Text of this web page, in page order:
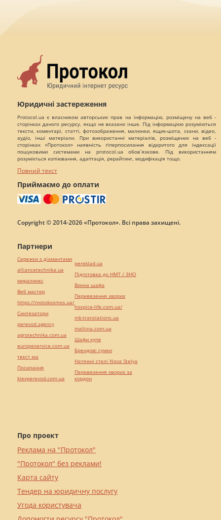
Юридичні застереження
Protocol.ua є власником авторських прав на інформацію, розміщену на веб -
сторінках даного ресурсу, якщо не вказано інше. Під інформацією розуміються
тексти, коментарі, статті, фотозображення, малюнки, ящик-шота, скани, відео,
аудіо, інші матеріали. При використанні матеріалів, розміщених на веб -
сторінках «Протокол» наявність гіперпосилання відкритого для індексації
пошуковими системами на protocol.ua обов`язкове. Під використанням
розуміється копіювання, адаптація, рерайтинг, модифікація тощо.
Повний текст
Приймаємо до оплати
Copyright © 2014-2026 «Протокол». Всі права захищені.
Про проект
Реклама на "Протокол"
"Протокол" без реклами!
Карта сайту
Тендер на юридичну послугу
Угода користувача
Партнери
Сережки з діамантами
alliancetechnika.ua
миралинкс
Веб мастер
https://motokosmos.ua/
Синтезатори
perevod.agency
agrotechnika.com.ua
europeservice.com.ua
текст юа
Посилання
kievperevod.com.ua
pereklad.ua
Підготовка до НМТ / ЗНО
Винна шафа
Перевезення хворих
hospice-life.com.ua/
mk-translations.ua
maltina.com.ua
Шафи купе
Брендові сумки
Натяжні стелі Nova Stelya
Перевезення хворих за
кордон